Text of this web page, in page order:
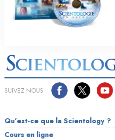
SUIVEZ-NOUS
Qu’est-ce que la Scientology ?
Cours en ligne